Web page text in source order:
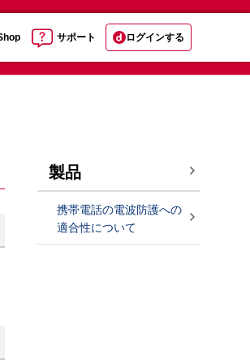
サポート ログインする
製品
携帯電話の電波防護への
適合性について